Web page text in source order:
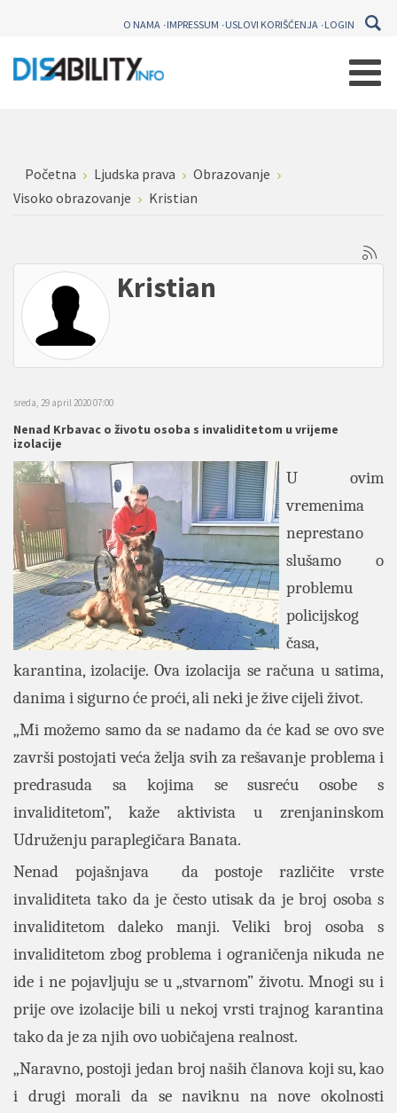
O NAMA IMPRESSUM USLOVI KORIŠĆENJA LOGIN
Početna Ljudska prava
Obrazovanje
Visoko obrazovanje
Kristian
Kristian
sreda, 29 april 2020 07:00
Nenad Krbavac o životu osoba s invaliditetom u vrijeme
izolacije
U ovim
vremenima
neprestano
slušamo o
problemu
policijskog
časa,
karantina, izolacije. Ova izolacija se računa u satima,
danima i sigurno će proći, ali neki je žive cijeli život.
„Mi možemo samo da se nadamo da će kad se ovo sve
završi postojati veća želja svih za rešavanje problema i
predrasuda sa kojima se susreću osobe s
invaliditetom”, kaže aktivista u zrenjaninskom
Udruženju paraplegičara Banata.
Nenad pojašnjava da postoje različite vrste
invaliditeta tako da je često utisak da je broj osoba s
invaliditetom daleko manji. Veliki broj osoba s
invaliditetom zbog problema i ograničenja nikuda ne
ide i ne pojavljuju se u „stvarnom” životu. Mnogi su i
prije ove izolacije bili u nekoj vrsti trajnog karantina
tako da je za njih ovo uobičajena realnost.
„Naravno, postoji jedan broj naših članova koji su, kao
i drugi morali da se naviknu na nove okolnosti